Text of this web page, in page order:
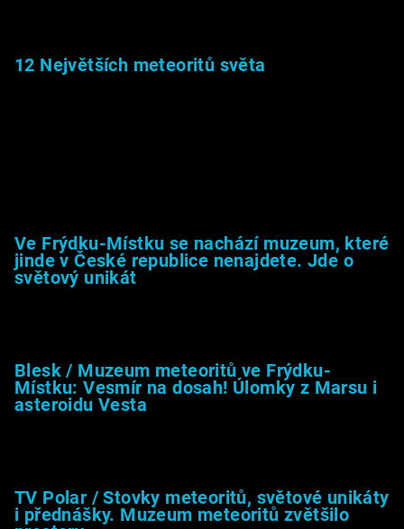
12 Největších meteoritů světa
Ve Frýdku-Místku se nachází muzeum, které
jinde v České republice nenajdete. Jde o
světový unikát
Blesk / Muzeum meteoritů ve Frýdku-
Místku: Vesmír na dosah! Úlomky z Marsu i
asteroidu Vesta
TV Polar / Stovky meteoritů, světové unikáty
i přednášky. Muzeum meteoritů zvětšilo